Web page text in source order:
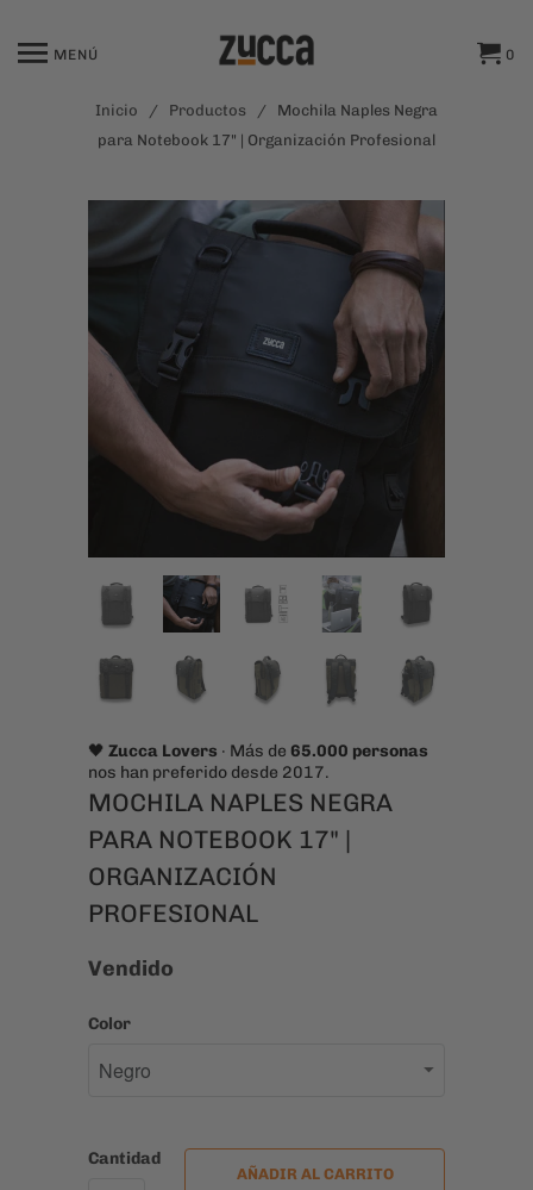
MENÚ 0
Inicio / Productos
/ Mochila Naples Negra
para Notebook 17" | Organización Profesional
Zucca Lovers· Más de
65.000 personas
nos han preferido desde 2017.
MOCHILA NAPLES NEGRA
PARA NOTEBOOK 17" |
ORGANIZACIÓN
Vendido
Color
Cantidad